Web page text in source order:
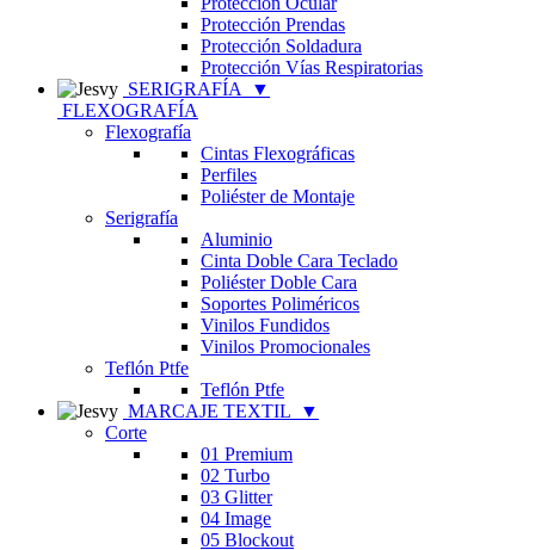
Protección Prendas
Protección Soldadura
Protección Vías Respiratorias
SERIGRAFÍA
▼
FLEXOGRAFÍA
Flexografía
Cintas Flexográficas
Perfiles
Poliéster de Montaje
Serigrafía
Aluminio
Cinta Doble Cara Teclado
Poliéster Doble Cara
Soportes Poliméricos
Vinilos Fundidos
Vinilos Promocionales
Teflón Ptfe
Teflón Ptfe
MARCAJE TEXTIL
▼
Corte
01 Premium
02 Turbo
03 Glitter
04 Image
05 Blockout